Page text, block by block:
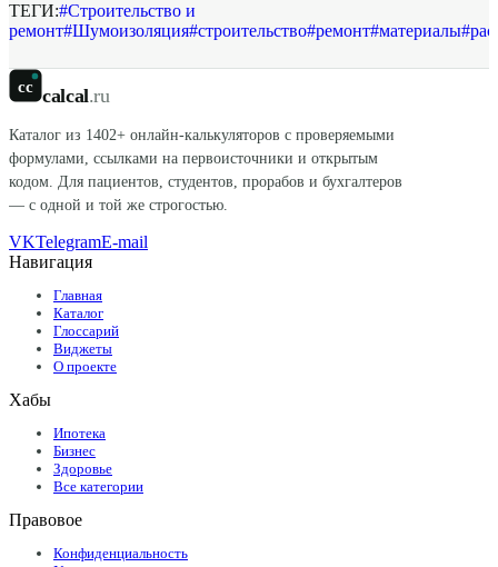
ТЕГИ:#Строительство и
ремонт#Шумоизоляция#строительство#ремонт#материалы#
cc calcal.ru
Каталог из 1402+ онлайн-калькуляторов с проверяемыми
формулами, ссылками на первоисточники и открытым
кодом. Для пациентов, студентов, прорабов и бухгалтеров
— с одной и той же строгостью.
VKTelegramE-mail
Навигация
Главная
Каталог
Глоссарий
Виджеты
О проекте
Хабы
Ипотека
Бизнес
Здоровье
Все категории
Правовое
Конфиденциальность